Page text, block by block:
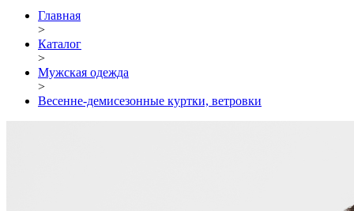
Главная
>
Каталог
>
Мужская одежда
>
Весенне-демисезонные куртки, ветровки